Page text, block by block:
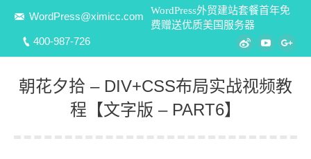
WordPress@ximicc.com
400-987-726
WordPress外贸建站套餐首年免
费赠送优质美国服务器
WeiboYouTube
朝花夕拾 – DIV+CSS布局实战视频教
程【文字版 – PART6】